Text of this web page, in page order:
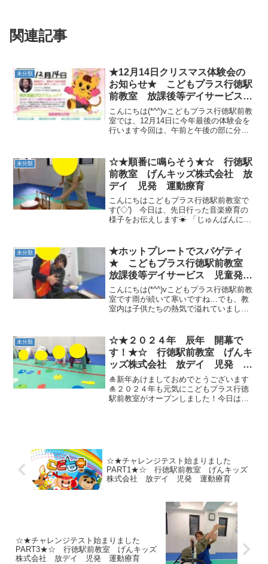
関連記事
未分類
★12月14日クリスマス体験会の
お知らせ★ こどもプラス行徳駅
前教室 放課後等デイサービス
児童発達支援事業 無料送迎
発達障害 運動療育 行徳 行徳
駅前 南行徳 妙典 市川市
こんにちは(*^^)vこどもプラス行徳駅前教
室では、12月14日に今年最後の体験会を
行います今回は、午前と午後の部に分け
の曲に合わせて楽しく体操したり、静か
な時間ではア...
未分類
☆★順番に鳴らそう★☆ 行徳駅
前教室 げんキッズ株式会社 放
デイ 児発 運動療育
こんにちはこどもプラス行徳駅前教室で
す('◇')ゞ今日は、先日行った音楽療育の
様子をお伝えします☀ 「じゅんばんに
でベルを鳴らしたりしますつい利き手だ
けで、バチを持...
未分類
★ホットプレートでスパゲティ
★ こどもプラス行徳駅前教室
放課後等デイサービス 児童発達
支援事業 無料送迎 発達障
害 運動療育 行徳 行徳駅前
南行徳 妙典 市川市
こんにちは(*^^)vこどもプラス行徳駅前教
室です雨が続いて寒いですね…でも、教
室内は子供たちの熱気で溢れていました
のメニューは…“スパゲテッティ”(*‘ω‘ *)
お...
未分類
☆★２０２４年 辰年 開幕で
す！★☆ 行徳駅前教室 げんキ
ッズ株式会社 放デイ 児発 運
動療育
🎍新年あけましておめでとうございます
🎍２０２４年も元気にこどもプラス行徳
駅前教室がオープンしました！今日はお
☆★チャレンジテスト始まりました
PART1★☆ 行徳駅前教室 げんキッズ
株式会社 放デイ 児発 運動療育
☆★チャレンジテスト始まりました
PART3★☆ 行徳駅前教室 げんキッズ
株式会社 放デイ 児発 運動療育